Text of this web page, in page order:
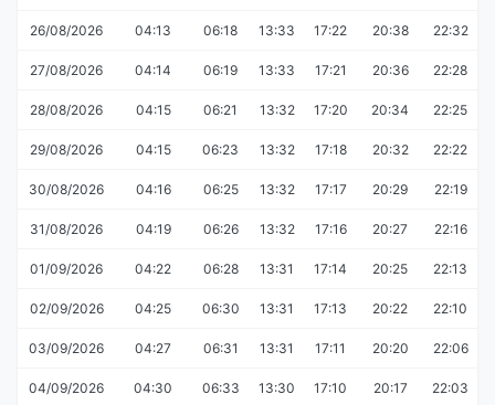
26/08/2026 04:13 06:18 13:33 17:22 20:38 22:32
27/08/2026 04:14 06:19 13:33 17:21 20:36 22:28
28/08/2026 04:15 06:21 13:32 17:20 20:34 22:25
29/08/2026 04:15 06:23 13:32 17:18 20:32 22:22
30/08/2026 04:16 06:25 13:32 17:17 20:29 22:19
31/08/2026 04:19 06:26 13:32 17:16 20:27 22:16
01/09/2026 04:22 06:28 13:31 17:14 20:25 22:13
02/09/2026 04:25 06:30 13:31 17:13 20:22 22:10
03/09/2026 04:27 06:31 13:31 17:11 20:20 22:06
04/09/2026 04:30 06:33 13:30 17:10 20:17 22:03